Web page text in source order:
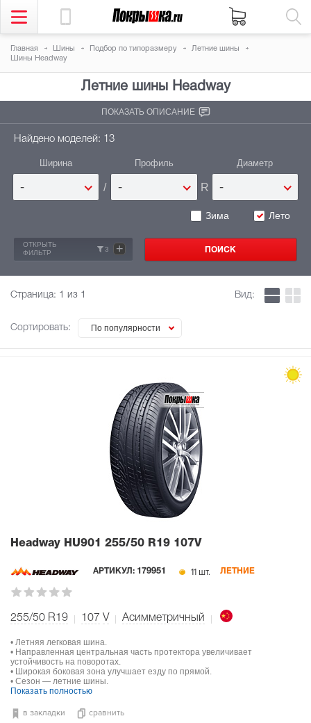
Главная Шины Подбор по типоразмеру
Летние шины
Шины Headway
Летние шины Headway
ПОКАЗАТЬ ОПИСАНИЕ
Найдено моделей: 13
Ширина
- /
Профиль
- R
Диаметр
-
Зима Лето
ОТКРЫТЬ
ФИЛЬТР
3 +
Страница: 1 из 1
Сортировать: По популярности
Вид:
Headway HU901 255/50 R19 107V
АРТИКУЛ: 179951 11 шт. ЛЕТНИЕ
255/50 R19 107 V Асимметричный
• Летняя легковая шина.
• Направленная центральная часть протектора увеличивает
устойчивость на поворотах.
• Широкая боковая зона улучшает езду по прямой.
• Сезон — летние шины.
Показать полностью
в закладки сравнить